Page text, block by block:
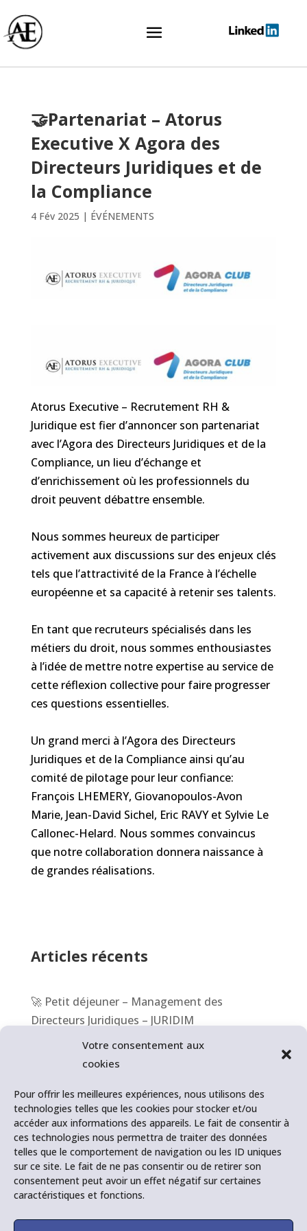
Votre consentement aux
cookies
Pour offrir les meilleures expériences, nous utilisons des
technologies telles que les cookies pour stocker et/ou
accéder aux informations des appareils. Le fait de consentir à
ces technologies nous permettra de traiter des données
telles que le comportement de navigation ou les ID uniques
sur ce site. Le fait de ne pas consentir ou de retirer son
consentement peut avoir un effet négatif sur certaines
caractéristiques et fonctions.
🤝Partenariat – Atorus
Executive X Agora des
Directeurs Juridiques et de
la Compliance
4 Fév 2025 | ÉVÉNEMENTS
Atorus Executive – Recrutement RH &
Juridiqueest fier d’annoncer son partenariat
avec l’Agora des Directeurs Juridiques et de la
Compliance, un lieu d’échange et
d’enrichissement où les professionnels du
droit peuvent débattre ensemble.
Nous sommes heureux de participer
activement aux discussions sur des enjeux clés
tels que l’attractivité de la France à l’échelle
européenne et sa capacité à retenir ses talents.
En tant que recruteurs spécialisés dans les
métiers du droit, nous sommes enthousiastes
à l’idée de mettre notre expertise au service de
cette réflexion collective pour faire progresser
ces questions essentielles.
Un grand merci à l’Agora des Directeurs
Juridiques et de la Complianceainsi qu’au
comité de pilotage pour leur confiance:
François LHEMERY, Giovanopoulos-Avon
Marie, Jean-David Sichel, Eric RAVYet Sylvie Le
Callonec-Helard. Nous sommes convaincus
que notre collaboration donnera naissance à
de grandes réalisations.
Articles récents
🚀 Petit déjeuner – Management des
Directeurs Juridiques – JURIDIM
🎥 BFM Business – BFM Entreprise – Les Outils
RH
💪 Les inégalités Hommes/Femmes – Journée
Internationale des Droits des femmes
🚀 Journée Internationale des Droits des